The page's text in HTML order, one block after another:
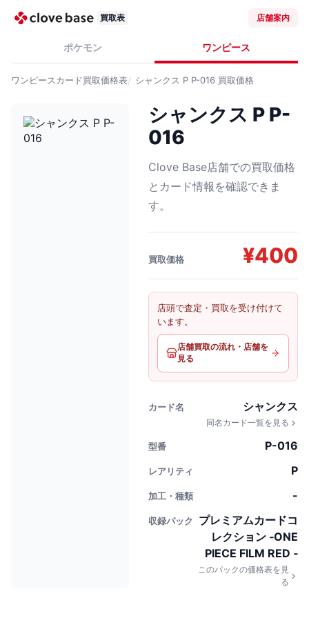
買取表 店舗案内
ポケモン ワンピース
ワンピースカード買取価格表 シャンクス P P-016 買取価格
シャンクス P P-
016
Clove Base店舗での買取価格
とカード情報を確認できま
す。
買取価格 ¥400
店頭で査定・買取を受け付けて
います。
店舗買取の流れ・店舗を
見る
カード名 シャンクス
同名カード一覧を見る
型番 P-016
レアリティ P
加工・種類 -
収録パック
プレミアムカードコ
レクション ‐ONE
PIECE FILM RED ‐
このパックの価格表を見
る